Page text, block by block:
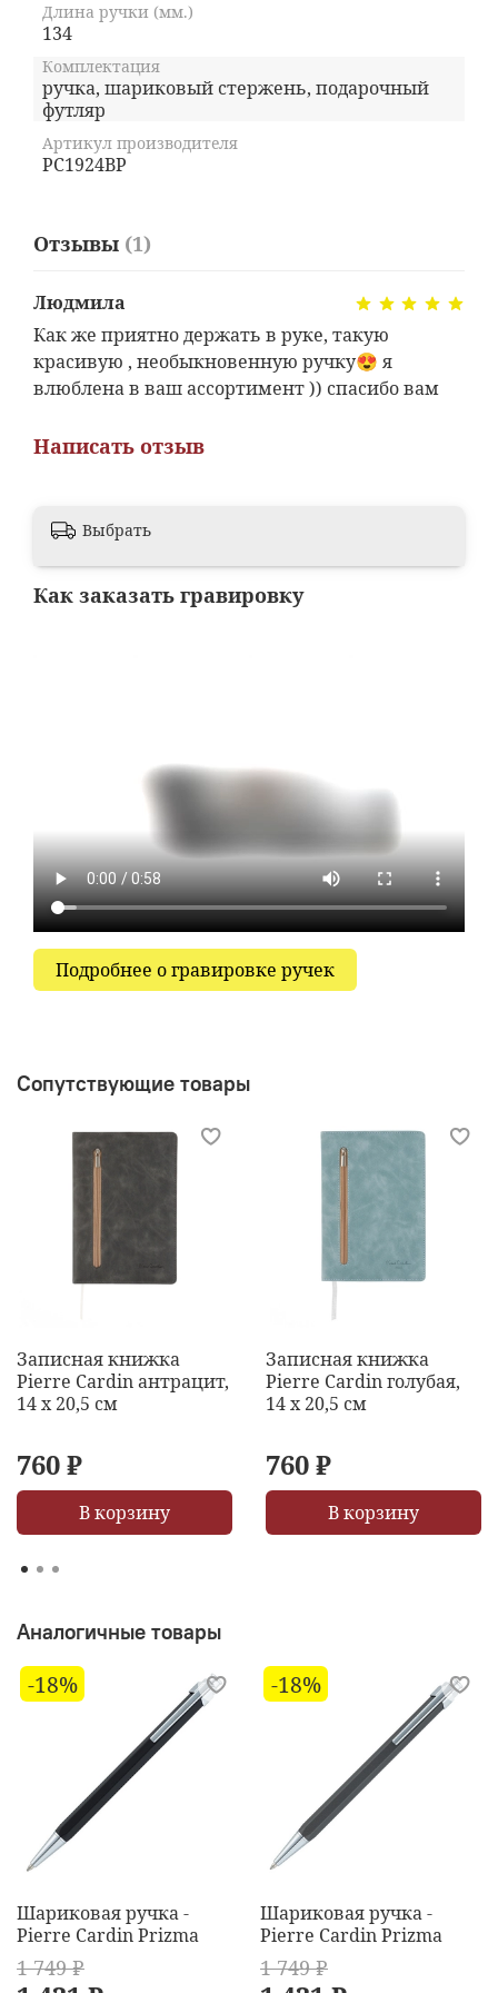
Длина ручки (мм.)
134
Комплектация
ручка, шариковый стержень, подарочный
футляр
Артикул производителя
PC1924BP
Отзывы (1)
Людмила
Как же приятно держать в руке, такую
красивую , необыкновенную ручку😍 я
влюблена в ваш ассортимент )) спасибо вам
Написать отзыв
Выбрать
Как заказать гравировку
Подробнее о гравировке ручек
Сопутствующие товары
Записная книжка
Pierre Cardin антрацит,
14 х 20,5 см
760 ₽
В корзину
Записная книжка
Pierre Cardin голубая,
14 х 20,5 см
760 ₽
В корзину
Аналогичные товары
-18%
Шариковая ручка -
Pierre Cardin Prizma
1 749 ₽
-18%
Шариковая ручка -
Pierre Cardin Prizma
1 749 ₽